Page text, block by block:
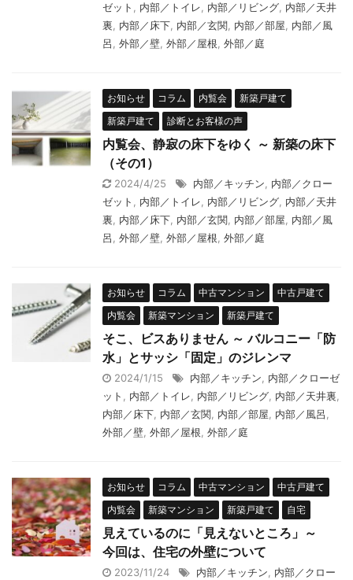
ゼット
内部／トイレ 内部／リビング 内部／天井
裏
内部／床下 内部／玄関 内部／部屋
内部／風
呂
外部／壁 外部／屋根 外部／庭
お知らせ コラム 内覧会
新築戸建て
新築戸建て
診断とお客様の声
内覧会、静寂の床下をゆく ～ 新築の床下
（その1）
2024/4/25 内部／キッチン
内部／クロー
ゼット
内部／トイレ 内部／リビング 内部／天井
裏
内部／床下 内部／玄関 内部／部屋
内部／風
呂
外部／壁 外部／屋根 外部／庭
お知らせ コラム 中古マンション
中古戸建て
内覧会
新築マンション 新築戸建て
そこ、ビスありません ～ バルコニー「防
水」とサッシ「固定」のジレンマ
2024/1/15 内部／キッチン
内部／クローゼ
ット
内部／トイレ 内部／リビング 内部／天井裏
内部／床下 内部／玄関 内部／部屋 内部／風呂
外部／壁 外部／屋根 外部／庭
お知らせ コラム 中古マンション
中古戸建て
内覧会
新築マンション 新築戸建て 自宅
見えているのに「見えないところ」～
今回は、住宅の外壁について
2023/11/24 内部／キッチン
内部／クロー